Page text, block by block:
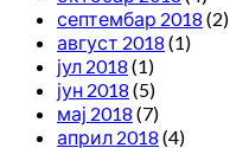
септембар 2018 (2)
август 2018 (1)
јул 2018 (1)
јун 2018 (5)
мај 2018 (7)
април 2018 (4)